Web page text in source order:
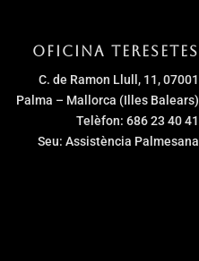
Oficina Teresetes
C. de Ramon Llull, 11, 07001
Palma – Mallorca (Illes Balears)
Telèfon: 686 23 40 41
Seu: Assistència Palmesana